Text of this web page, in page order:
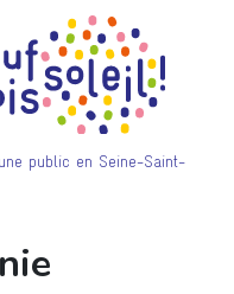
public en Seine-Saint-